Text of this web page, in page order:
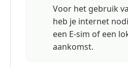
Voor het gebruik
heb je internet
een E-sim of een
aankomst.